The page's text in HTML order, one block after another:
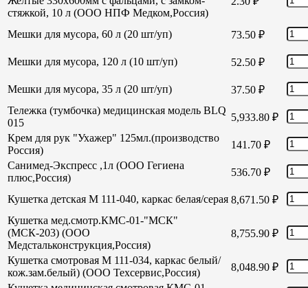
стяжкой, 10 л (ООО НПФ Медком,Россия)
Мешки для мусора, 60 л (20 шт/уп) 73.50 ₽
Мешки для мусора, 120 л (10 шт/уп) 52.50 ₽
Мешки для мусора, 35 л (20 шт/уп) 37.50 ₽
Тележка (тумбочка) медицинская модель BLQ
015
5,933.80 ₽
Крем для рук "Ухажер" 125мл.(производство
Россия)
141.70 ₽
Санимед-Экспресс ,1л (ООО Гегиена
плюс,Россия)
536.70 ₽
Кушетка детская М 111-040, каркас белая/серая 8,671.50 ₽
Кушетка мед.смотр.КМС-01-"МСК"
(МСК-203) (ООО
Медстальконструкция,Россия)
8,755.90 ₽
Кушетка смотровая М 111-034, каркас белый/
кож.зам.белый) (ООО Техсервис,Россия)
8,048.90 ₽